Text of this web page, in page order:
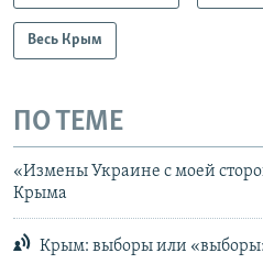
Весь Крым
ПО ТЕМЕ
«Измены Украине с моей
Крыма
Крым: выборы или